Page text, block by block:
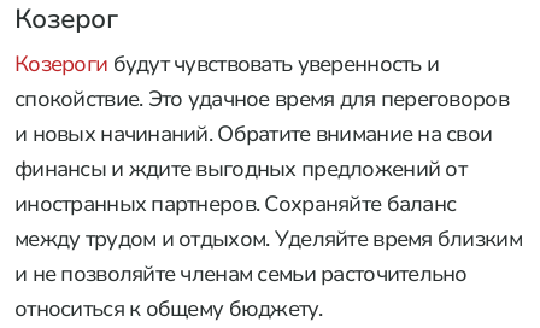
Козерог
Козероги будут чувствовать уверенность и
спокойствие. Это удачное время для переговоров
и новых начинаний. Обратите внимание на свои
финансы и ждите выгодных предложений от
иностранных партнеров. Сохраняйте баланс
между трудом и отдыхом. Уделяйте время близким
и не позволяйте членам семьи расточительно
относиться к общему бюджету.